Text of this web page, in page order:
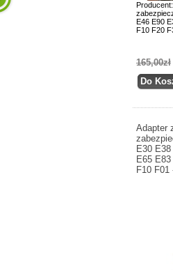
E46 E90
F10 F20
165,00zł
Adapter
E30
E65
F10 F01